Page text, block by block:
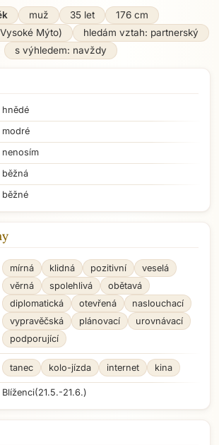
muž 35 let
176 cm
Mýto)
hledám vztah: partnerský
s výhledem: navždy
hnědé
modré
nenosím
běžná
běžné
mírná klidná pozitivní
veselá
věrná
spolehlivá
obětavá
diplomatická
otevřená
naslouchací
vypravěčská
plánovací
urovnávací
podporující
tanec kolo-jízda internet kina
Blíženci(21.5.-21.6.)